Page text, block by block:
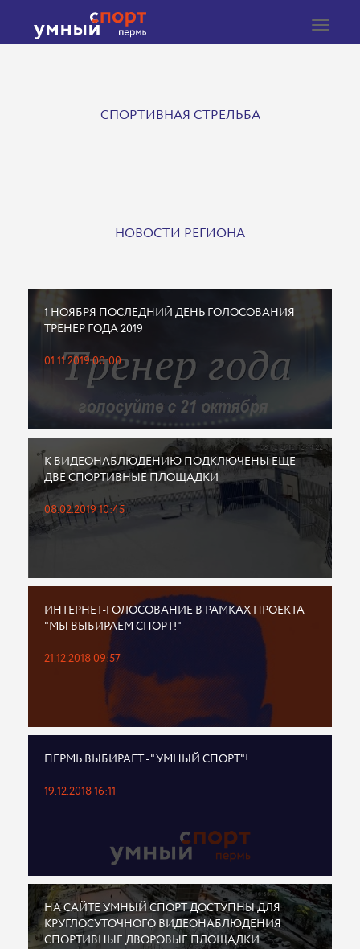
Toggle
СПОРТИВНАЯ СТРЕЛЬБА
НОВОСТИ РЕГИОНА
1 НОЯБРЯ ПОСЛЕДНИЙ ДЕНЬ ГОЛОСОВАНИЯ
ТРЕНЕР ГОДА 2019
01.11.2019 00:00
К ВИДЕОНАБЛЮДЕНИЮ ПОДКЛЮЧЕНЫ ЕЩЕ
ДВЕ СПОРТИВНЫЕ ПЛОЩАДКИ
08.02.2019 10:45
ИНТЕРНЕТ-ГОЛОСОВАНИЕ В РАМКАХ ПРОЕКТА
"МЫ ВЫБИРАЕМ СПОРТ!"
21.12.2018 09:57
ПЕРМЬ ВЫБИРАЕТ - "УМНЫЙ СПОРТ"!
19.12.2018 16:11
НА САЙТЕ УМНЫЙ СПОРТ ДОСТУПНЫ ДЛЯ
КРУГЛОСУТОЧНОГО ВИДЕОНАБЛЮДЕНИЯ
СПОРТИВНЫЕ ДВОРОВЫЕ ПЛОЩАДКИ